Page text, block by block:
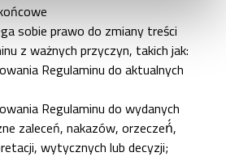
sobie prawo do zmiany treści
z ważnych przyczyn, takich jak:
Regulaminu do aktualnych
Regulaminu do wydanych
zaleceń, nakazów, orzeczeń́,
wytycznych lub decyzji;